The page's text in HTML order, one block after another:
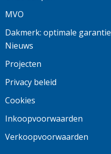
MVO
Dakmerk: optimale garantie
Nieuws
Projecten
Privacy beleid
Cookies
Inkoopvoorwaarden
Verkoopvoorwaarden